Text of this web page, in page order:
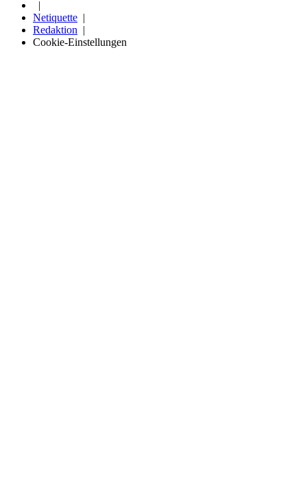
Netiquette
Redaktion
Cookie-Einstellungen